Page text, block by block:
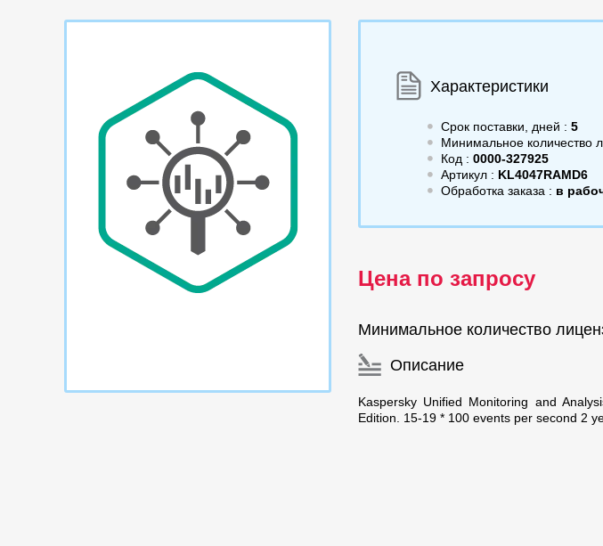
Характеристики
Срок поставки, дней : 5
Минимальное количество
Код : 0000-327925
Артикул : KL4047RAMD6
Обработка заказа : в
Цена по запросу
Минимальное количество
Описание
Kaspersky Unified Monitoring and
Edition. 15-19 * 100 events per second 2